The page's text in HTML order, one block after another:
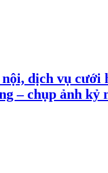
dịch vụ
– chụp ảnh kỷ